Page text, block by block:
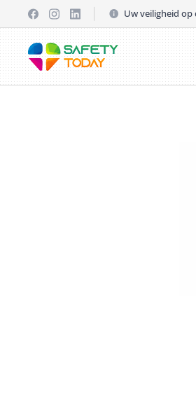
Uw veiligheid op